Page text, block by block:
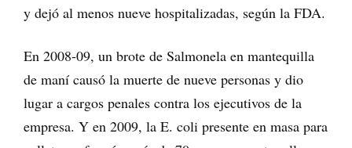
y dejó al menos nueve hospitalizadas, según la FDA.
En 2008-09, un brote de Salmonela en mantequilla
de maní causó la muerte de nueve personas y dio
lugar a cargos penales contra los ejecutivos de la
empresa. Y en 2009, la E. coli presente en masa para